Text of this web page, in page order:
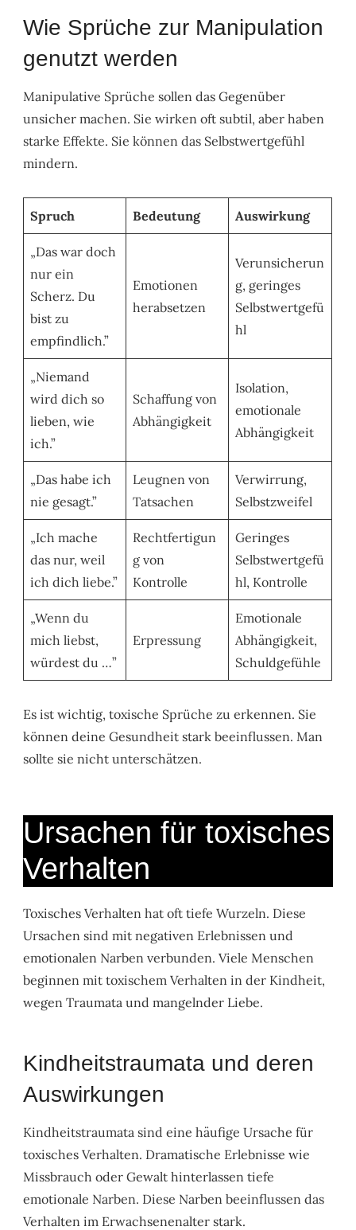
Wie Sprüche zur Manipulation
genutzt werden
Manipulative Sprüche sollen das Gegenüber
unsicher machen. Sie wirken oft subtil, aber haben
starke Effekte. Sie können das Selbstwertgefühl
mindern.
Spruch Bedeutung Auswirkung
„Das war doch
nur ein
Scherz. Du
bist zu
empfindlich.”
Emotionen
herabsetzen
Verunsicherun
g, geringes
Selbstwertgefü
hl
„Niemand
wird dich so
lieben, wie
ich.”
Schaffung von
Abhängigkeit
Isolation,
emotionale
Abhängigkeit
„Das habe ich
nie gesagt.”
Leugnen von
Tatsachen
Verwirrung,
Selbstzweifel
„Ich mache
das nur, weil
ich dich liebe.”
Rechtfertigun
g von
Kontrolle
Geringes
Selbstwertgefü
hl, Kontrolle
„Wenn du
mich liebst,
würdest du …”
Erpressung
Emotionale
Abhängigkeit,
Schuldgefühle
Es ist wichtig, toxische Sprüche zu erkennen. Sie
können deine Gesundheit stark beeinflussen. Man
sollte sie nicht unterschätzen.
Ursachen für toxisches
Verhalten
Toxisches Verhalten hat oft tiefe Wurzeln. Diese
Ursachen sind mit negativen Erlebnissen und
emotionalen Narben verbunden. Viele Menschen
beginnen mit toxischem Verhalten in der Kindheit,
wegen Traumata und mangelnder Liebe.
Kindheitstraumata und deren
Auswirkungen
Kindheitstraumata sind eine häufige Ursache für
toxisches Verhalten. Dramatische Erlebnisse wie
Missbrauch oder Gewalt hinterlassen tiefe
emotionale Narben. Diese Narben beeinflussen das
Verhalten im Erwachsenenalter stark.